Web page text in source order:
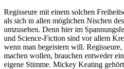
Regisseure mit einem solchen
als sich in allen möglichen Nischen
umzusehen. Denn hier im
und Science-Fiction sind vor allem
wenn man begeistern will.
machen wollen, brauchen entweder
eigene Stimme. Mickey Keating